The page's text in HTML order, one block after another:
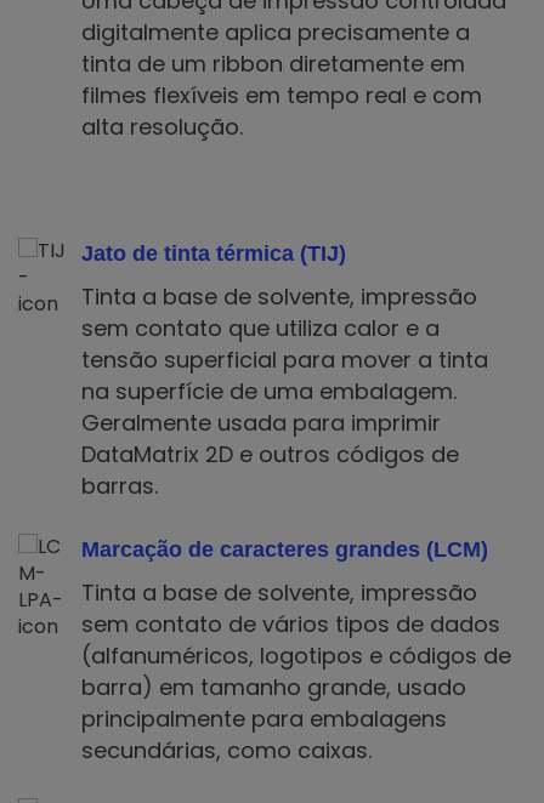
digitalmente aplica precisamente a
tinta de um ribbon diretamente em
filmes flexíveis em tempo real e com
alta resolução.
Jato de tinta térmica (TIJ)
Tinta a base de solvente, impressão
sem contato que utiliza calor e a
tensão superficial para mover a tinta
na superfície de uma embalagem.
Geralmente usada para imprimir
DataMatrix 2D e outros códigos de
barras.
Marcação de caracteres grandes (LCM)
Tinta a base de solvente, impressão
sem contato de vários tipos de dados
(alfanuméricos, logotipos e códigos de
barra) em tamanho grande, usado
principalmente para embalagens
secundárias, como caixas.